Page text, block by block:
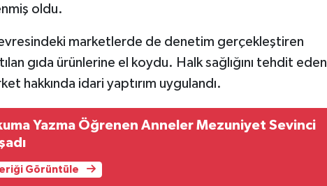
oldu.
marketlerde de denetim gerçekleştiren
gıda ürünlerine el koydu. Halk sağlığını tehdit eden
hakkında idari yaptırım uygulandı.
Yazma Öğrenen Anneler Mezuniyet Sevinci
Görüntüle